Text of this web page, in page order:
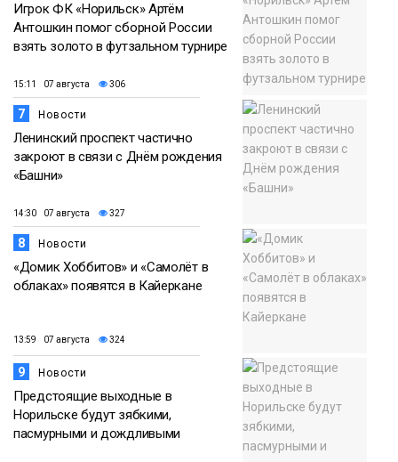
Игрок ФК «Норильск» Артём
Антошкин помог сборной России
взять золото в футзальном турнире
15:11 07 августа 306
7 Новости
Ленинский проспект частично
закроют в связи с Днём рождения
«Башни»
14:30 07 августа 327
8 Новости
«Домик Хоббитов» и «Самолёт в
облаках» появятся в Кайеркане
13:59 07 августа 324
9 Новости
Предстоящие выходные в
Норильске будут зябкими,
пасмурными и дождливыми